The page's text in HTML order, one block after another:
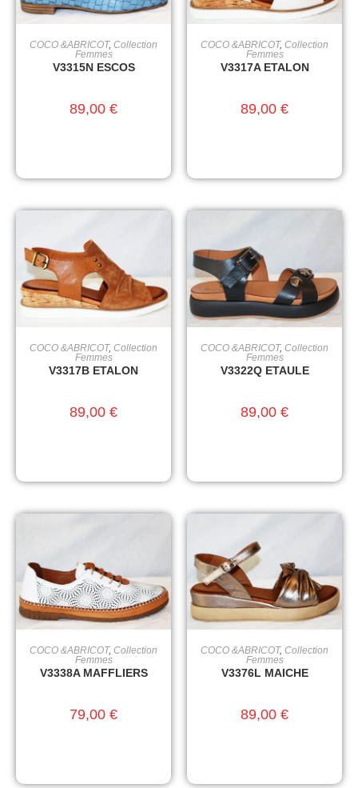
CHOIX DES OPTIONS
COCO &ABRICOT, Collection
Femmes
V3315N ESCOS
89,00 €
CHOIX DES OPTIONS
COCO &ABRICOT, Collection
Femmes
V3317A ETALON
89,00 €
CHOIX DES OPTIONS
COCO &ABRICOT, Collection
Femmes
V3317B ETALON
89,00 €
CHOIX DES OPTIONS
COCO &ABRICOT, Collection
Femmes
V3322Q ETAULE
89,00 €
CHOIX DES OPTIONS
COCO &ABRICOT, Collection
Femmes
V3338A MAFFLIERS
79,00 €
CHOIX DES OPTIONS
COCO &ABRICOT, Collection
Femmes
V3376L MAICHE
89,00 €